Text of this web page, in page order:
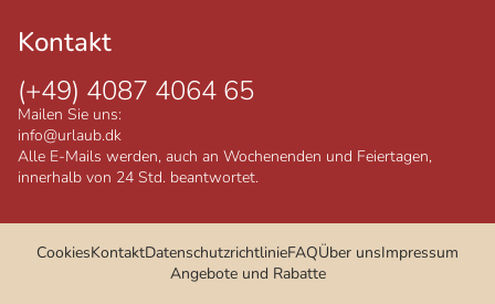
Kontakt
(+49) 4087 4064 65
Mailen Sie uns:
info@urlaub.dk
Alle E-Mails werden, auch an Wochenenden und Feiertagen,
innerhalb von 24 Std. beantwortet.
CookiesKontaktDatenschutzrichtlinieFAQÜber unsImpressum
Angebote und Rabatte